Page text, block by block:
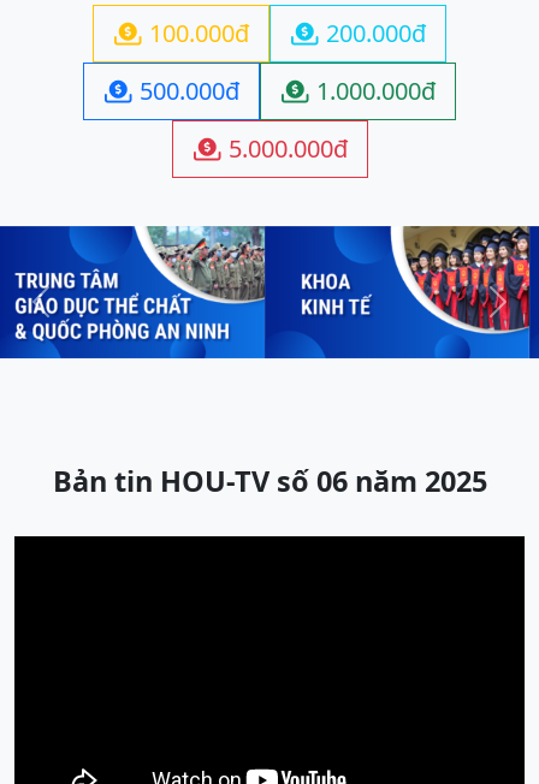
 100.000đ  200.000đ
 500.000đ  1.000.000đ
 5.000.000đ
Previous Next
Bản tin HOU-TV số 06 năm 2025